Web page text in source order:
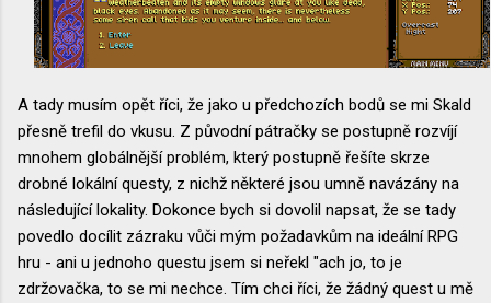
A tady musím opět říci, že jako u předchozích bodů se mi Skald
přesně trefil do vkusu. Z původní pátračky se postupně rozvíjí
mnohem globálnější problém, který postupně řešíte skrze
drobné lokální questy, z nichž některé jsou umně navázány na
následující lokality. Dokonce bych si dovolil napsat, že se tady
povedlo docílit zázraku vůči mým požadavkům na ideální RPG
hru - ani u jednoho questu jsem si neřekl "ach jo, to je
zdržovačka, to se mi nechce. Tím chci říci, že žádný quest u mě